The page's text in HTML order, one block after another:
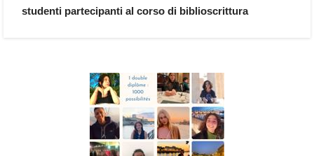
studenti partecipanti al corso di biblioscrittura